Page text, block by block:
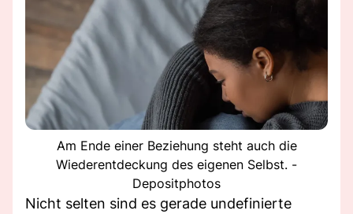
Am Ende einer Beziehung steht auch die
Wiederentdeckung des eigenen Selbst. -
Depositphotos
Nicht selten sind es gerade undefinierte